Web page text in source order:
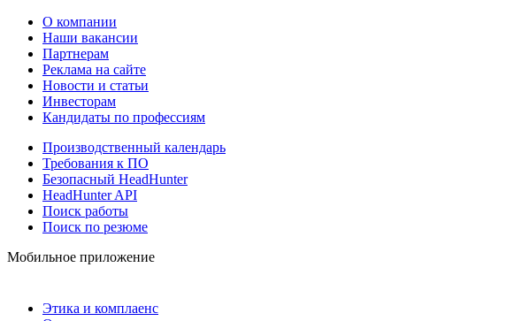
О компании
Наши вакансии
Партнерам
Реклама на сайте
Новости и статьи
Инвесторам
Кандидаты по профессиям
Производственный календарь
Требования к ПО
Безопасный HeadHunter
HeadHunter API
Поиск работы
Поиск по резюме
Мобильное приложение
Этика и комплаенс